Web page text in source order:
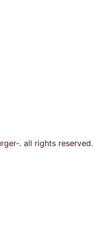
. all rights reserved.